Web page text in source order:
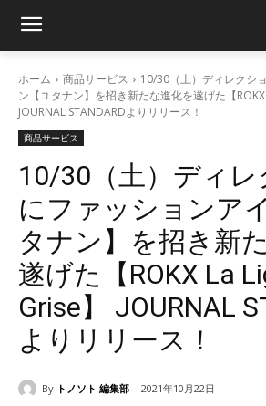
ホーム 商品サービス
10/30（土）ディレクシ
ン【ユタナン】を招き新たな進化を遂げた【ROKX
JOURNAL STANDARDよりリリース！
商品サービス
10/30（土）ディレ
にファッションア
タナン】を招き新
遂げた【ROKX La
Grise】 JOURNAL
よりリリース！
By トノソト 編集部 2021年10月22日